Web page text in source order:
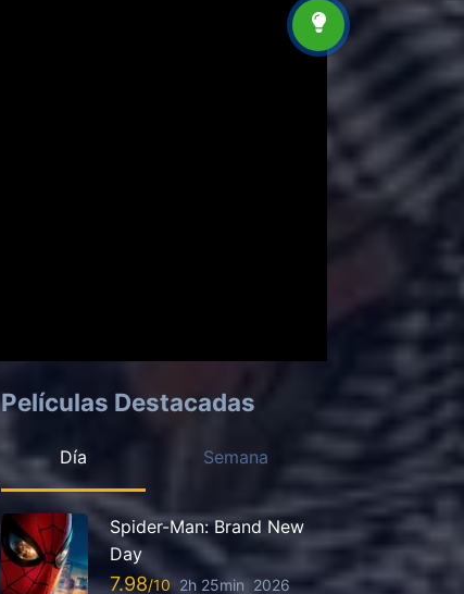
Películas Destacadas
Día Semana
Spider-Man: Brand New
Day
7.98 2h 25min 2026